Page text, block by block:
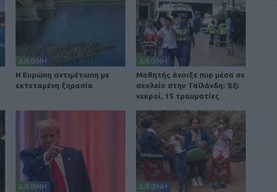
ΔΙΕΘΝΗ
Η Ευρώπη αντιμέτωπη με
εκτεταμένη ξηρασία
ΔΙΕΘΝΗ
Μαθητής άνοιξε πυρ μέσα σε
σχολείο στην Ταϊλάνδη: Έξι
νεκροί, 15 τραυματίες
ΔΙΕΘΝΗ
ΔΙΕΘΝΗ